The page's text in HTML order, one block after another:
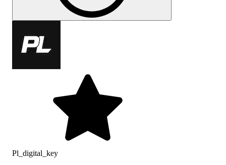
Pl_digital_key